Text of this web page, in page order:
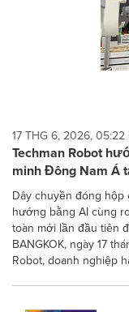
17 THG 6, 2026, 05:22
Techman Robot
minh Đông Nam Á
Dây chuyền đóng
hướng bằng AI cùng
toàn mới lần đầu tiên
BANGKOK, ngày 17
Robot, doanh nghiệp